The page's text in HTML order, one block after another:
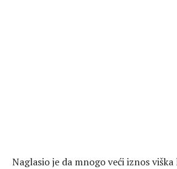
Naglasio je da mnogo veći iznos